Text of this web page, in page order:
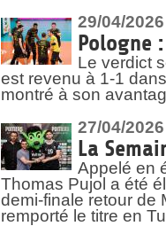
29/04/2026
Pologne
Le verdict
est revenu à 1-1
montré à son
27/04/2026
La
Appelé en
Thomas Pujol a été
demi-finale retour de
remporté le titre en